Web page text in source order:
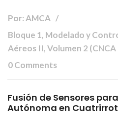
Por: AMCA
Bloque 1, Modelado y
Aéreos II, Volumen 2 (CNCA
0 Comments
Fusión de Sensores
Autónoma en